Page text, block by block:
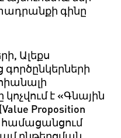
գինը
Ալեքս
է «Գնային
Proposition
համացանցում